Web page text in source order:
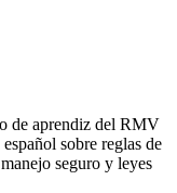
de aprendiz del RMV
sobre reglas de
seguro y leyes